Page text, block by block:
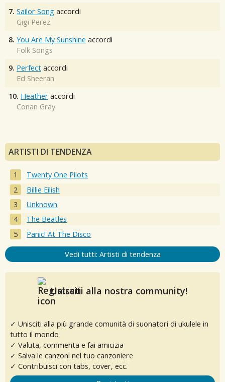
7. Sailor Song accordi
Gigi Perez
8. You Are My Sunshine accordi
Folk Songs
9. Perfect accordi
Ed Sheeran
10. Heather accordi
Conan Gray
ARTISTI DI TENDENZA
Twenty One Pilots
Billie Eilish
Unknown
The Beatles
Panic! At The Disco
Vedi tutti: Artisti di tendenza
Unisciti alla nostra community!
✓ Unisciti alla più grande comunità di suonatori di ukulele in
tutto il mondo
✓ Valuta, commenta e fai amicizia
✓ Salva le canzoni nel tuo canzoniere
✓ Contribuisci con tabs, cover, ecc.